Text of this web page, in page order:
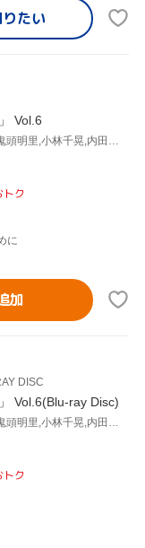
たい
Vol.6
ク
に
加
DISC
Vol.6(Blu-ray Disc)
ク